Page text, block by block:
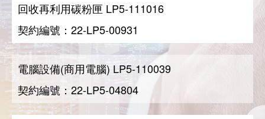
回收再利用碳粉匣 LP5-111016
契約編號：22-LP5-00931
電腦設備(商用電腦) LP5-110039
契約編號：22-LP5-04804